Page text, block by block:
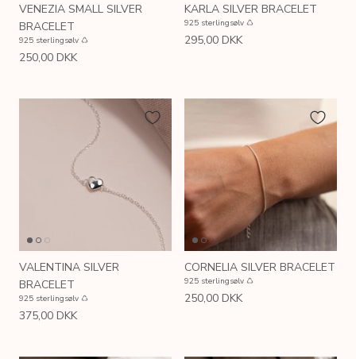
VENEZIA SMALL SILVER
BRACELET
925 sterlingsølv ♺
250,00 DKK
KARLA SILVER BRACELET
925 sterlingsølv ♺
295,00 DKK
VALENTINA SILVER
BRACELET
925 sterlingsølv ♺
375,00 DKK
CORNELIA SILVER BRACELET
925 sterlingsølv ♺
250,00 DKK